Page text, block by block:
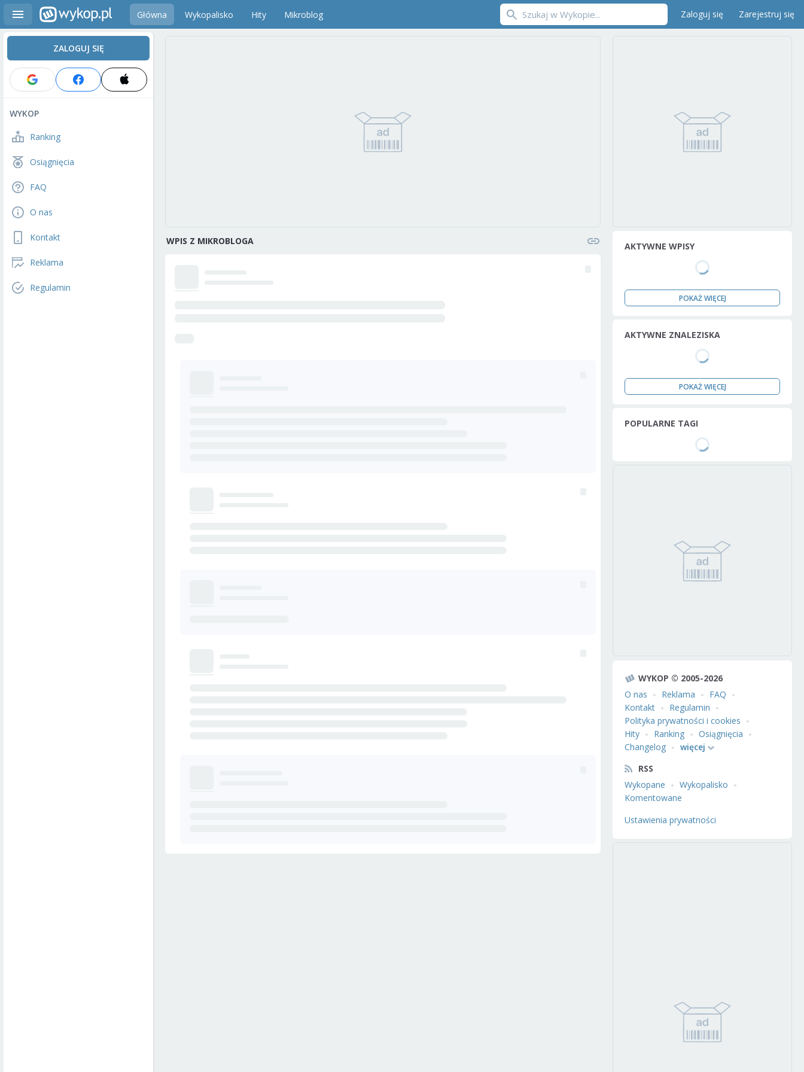
Główna Wykopalisko Hity Mikroblog Zaloguj się Zarejestruj się
ZALOGUJ SIĘ
WYKOP
Ranking
Osiągnięcia
FAQ
O nas
Kontakt
Reklama
Regulamin
WPIS Z MIKROBLOGA AKTYWNE WPISY
POKAŻ WIĘCEJ
AKTYWNE ZNALEZISKA
POKAŻ WIĘCEJ
POPULARNE TAGI
WYKOP © 2005-2026
O nas
Reklama
FAQ
Kontakt
Regulamin
Polityka prywatności i cookies
Hity
Ranking
Osiągnięcia
Changelog
więcej
RSS
Wykopane
Wykopalisko
Komentowane
Ustawienia prywatności